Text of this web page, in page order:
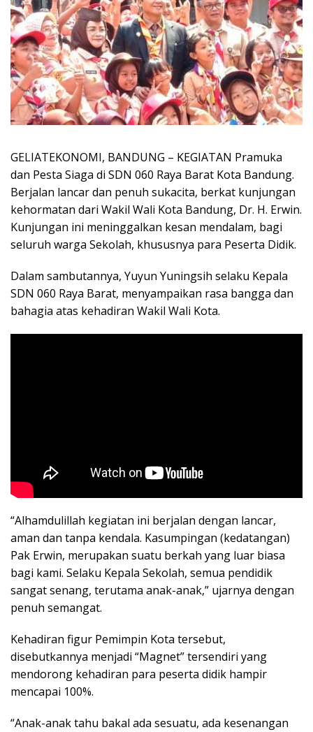
GELIATEKONOMI, BANDUNG – KEGIATAN Pramuka
dan Pesta Siaga di SDN 060 Raya Barat Kota Bandung.
Berjalan lancar dan penuh sukacita, berkat kunjungan
kehormatan dari Wakil Wali Kota Bandung, Dr. H. Erwin.
Kunjungan ini meninggalkan kesan mendalam, bagi
seluruh warga Sekolah, khususnya para Peserta Didik.
Dalam sambutannya, Yuyun Yuningsih selaku Kepala
SDN 060 Raya Barat, menyampaikan rasa bangga dan
bahagia atas kehadiran Wakil Wali Kota.
“Alhamdulillah kegiatan ini berjalan dengan lancar,
aman dan tanpa kendala. Kasumpingan (kedatangan)
Pak Erwin, merupakan suatu berkah yang luar biasa
bagi kami. Selaku Kepala Sekolah, semua pendidik
sangat senang, terutama anak-anak,” ujarnya dengan
penuh semangat.
Kehadiran figur Pemimpin Kota tersebut,
disebutkannya menjadi “Magnet” tersendiri yang
mendorong kehadiran para peserta didik hampir
mencapai 100%.
“Anak-anak tahu bakal ada sesuatu, ada kesenangan